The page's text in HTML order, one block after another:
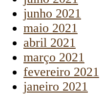
junho 2021
maio 2021
abril 2021
março 2021
fevereiro 2021
janeiro 2021